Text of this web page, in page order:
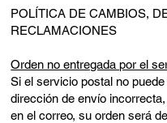
POLÍTICA DE CAMBIOS,
RECLAMACIONES
Orden no entregada por el
Si el servicio postal no
dirección de envío
en el correo, su orden será